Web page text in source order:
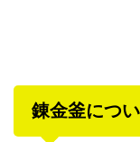
錬金釜につ